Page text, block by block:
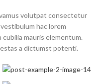
volutpat consectetur
hac lorem
mauris elementum.
a dictumst potenti.